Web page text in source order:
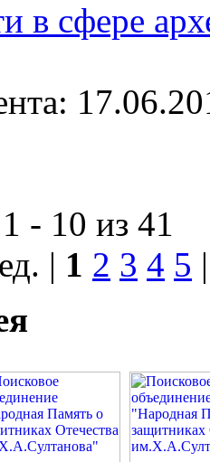
в сфере
- 10 из 41
| 1 2 3 4 5